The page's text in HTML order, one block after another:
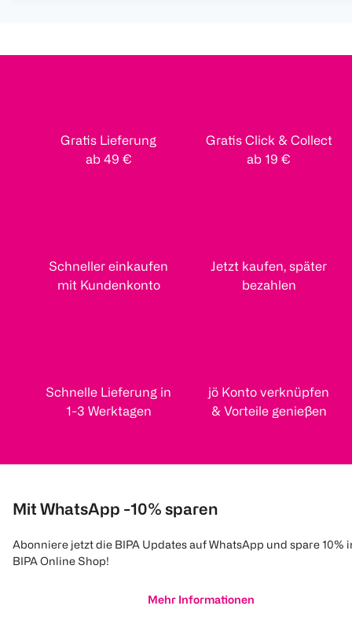
Gratis Lieferung
ab 49 €
Gratis Click & Collect
ab 19 €
Schneller einkaufen
mit Kundenkonto
Jetzt kaufen, später
bezahlen
Schnelle Lieferung in
1-3 Werktagen
jö Konto verknüpfen
& Vorteile genießen
Mit WhatsApp -10% sparen
Abonniere jetzt die BIPA Updates auf WhatsApp und spare 10%
BIPA Online Shop!
Mehr Informationen